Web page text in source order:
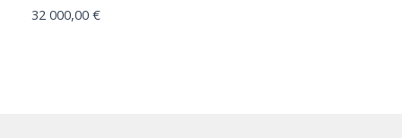
32 000,00 €